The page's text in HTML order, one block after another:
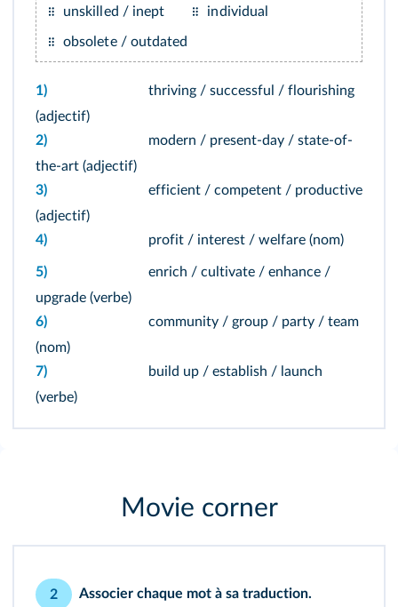
unskilled / inept individual
obsolete / outdated
1)
thriving / successful / flourishing
(adjectif)
2)
modern / present-day / state-of-
the-art (adjectif)
3)
efficient / competent / productive
(adjectif)
4)
profit / interest / welfare (nom)
5)
enrich / cultivate / enhance /
upgrade (verbe)
6)
community / group / party / team
(nom)
7)
build up / establish / launch
(verbe)
Movie corner
2 Associer chaque mot à sa traduction.